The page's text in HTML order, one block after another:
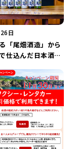
日
「尾畑酒造」から
仕込んだ⽇本酒が